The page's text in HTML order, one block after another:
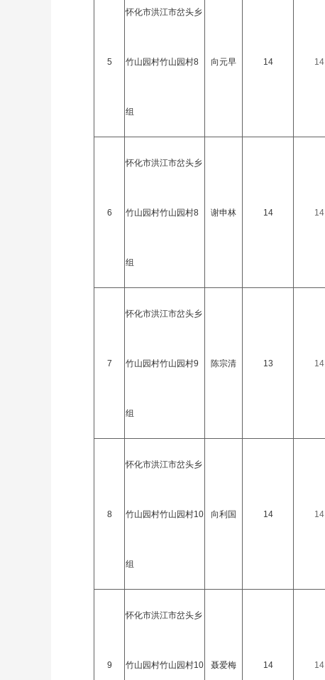
5
怀化市洪江市岔头乡
竹山园村竹山园村8
组
向元早 14 14
6
怀化市洪江市岔头乡
竹山园村竹山园村8
组
谢申林 14 14
7
怀化市洪江市岔头乡
竹山园村竹山园村9
组
陈宗清 13 14
8
怀化市洪江市岔头乡
竹山园村竹山园村10
组
向利国 14 14
9
怀化市洪江市岔头乡
竹山园村竹山园村10 聂爱梅 14 14